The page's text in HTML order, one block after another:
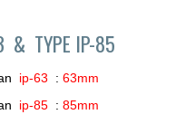
& TYPE IP-85
ip-63 : 63mm
ip-85 : 85mm